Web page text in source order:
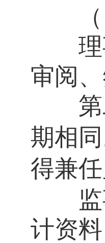
（四
理事
审阅、
第
期相
得兼任
监事
计资